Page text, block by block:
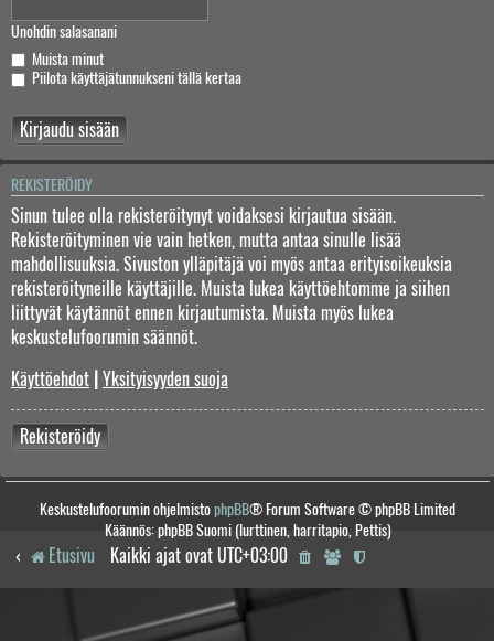
Unohdin salasanani
Muista minut
Piilota käyttäjätunnukseni tällä kertaa
REKISTERÖIDY
Sinun tulee olla rekisteröitynyt voidaksesi kirjautua sisään.
Rekisteröityminen vie vain hetken, mutta antaa sinulle lisää
mahdollisuuksia. Sivuston ylläpitäjä voi myös antaa erityisoikeuksia
rekisteröityneille käyttäjille. Muista lukea käyttöehtomme ja siihen
liittyvät käytännöt ennen kirjautumista. Muista myös lukea
keskustelufoorumin säännöt.
Käyttöehdot Yksityisyyden suoja
Rekisteröidy
Keskustelufoorumin ohjelmistophpBB® Forum Software © phpBB Limited
Käännös: phpBB Suomi (lurttinen, harritapio, Pettis)
Etusivu Kaikki ajat ovat UTC+03:00